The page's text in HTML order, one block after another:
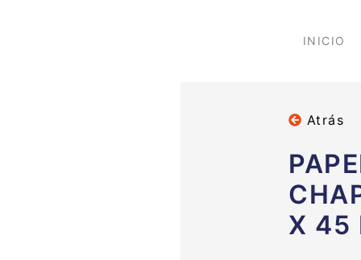
INICIO
Atrás
X 45